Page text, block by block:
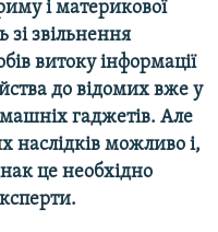
і материкової
зі звільнення
витоку інформації
до відомих вже у
гаджетів. Але
наслідків можливо і,
це необхідно